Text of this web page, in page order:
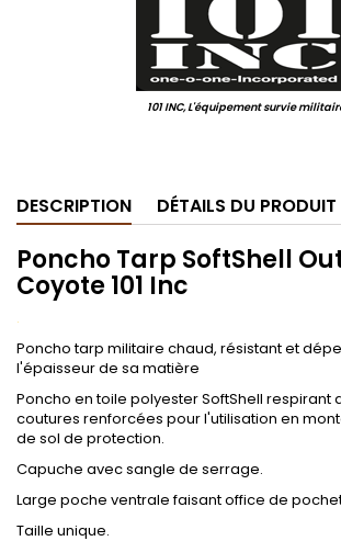
101 INC, L'équipement survie
DESCRIPTION DÉTAILS DU PRODUIT
Poncho Tarp SoftShell
Coyote 101 Inc
.
Poncho tarp militaire chaud, résistant et
l'épaisseur de sa matière
Poncho en toile polyester SoftShell
coutures renforcées pour l'utilisation en
de sol de protection.
Capuche avec sangle de serrage.
Large poche ventrale faisant office de
Taille unique.